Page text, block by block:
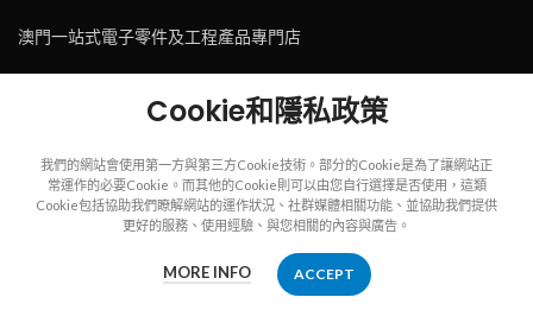
澳門一站式電子零件及工程產品專門店
Tel: (853) 2830 7910
Email: sales@scecl.com
SOUTH CENTRE ELECTRIONCIS All rights reserved.
Cookie和隱私政策
我們的網站會使用第一方與第三方Cookie技術。部分的Cookie是為了讓網站正
常運作的必要Cookie。而其他的Cookie則可以由您自行選擇是否使用，這類
Cookie包括協助我們瞭解網站的運作狀況、社群媒體相關功能、並協助我們提供
更好的服務、使用經驗、與您相關的內容與廣告。
MORE INFO ACCEPT